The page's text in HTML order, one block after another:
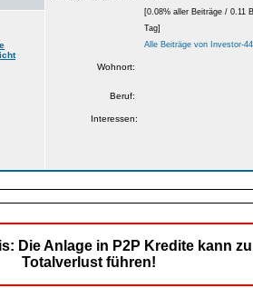
[0.08% aller Beiträge / 0.11
Tag]
Alle Beiträge von Investor-
Wohnort:
Beruf:
Interessen:
Die Anlage in P2P Kredite kann
Totalverlust führen!